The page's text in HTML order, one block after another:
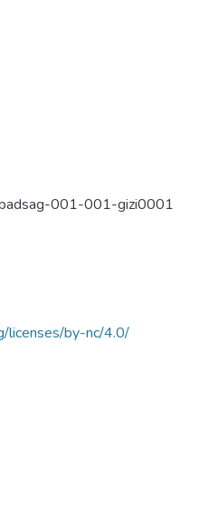
001-001-gizi0001
licenses/by-nc/4.0/